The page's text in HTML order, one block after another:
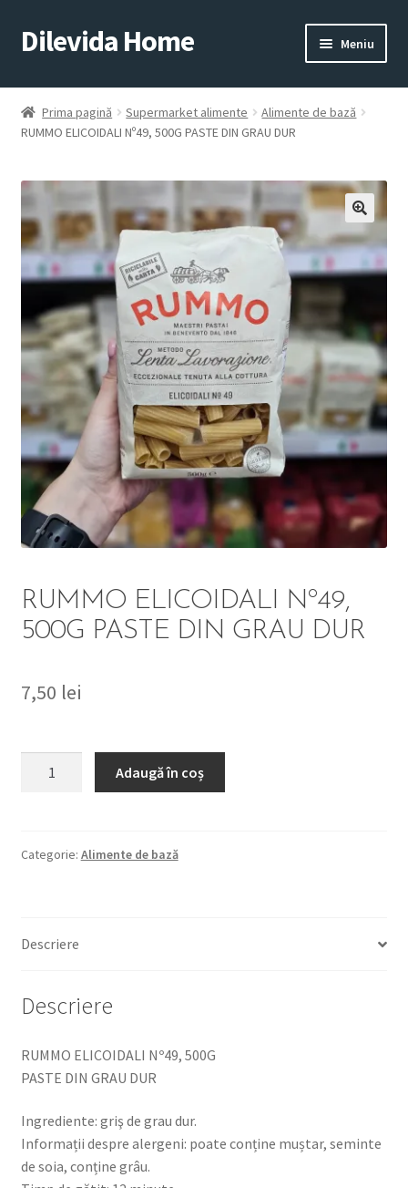
Sari
la
Sari
la
Dilevida Home Meniu
COPII
JUCARII
ROYALTY
LINE
DETERGENT
SOLUȚII CURĂȚENIE
PERSONALĂ
TROLERE
ARTICOLE VOIAJ
Prima pagină Supermarket alimente
Alimente de bază
RUMMO ELICOIDALI Nº49, 500G PASTE DIN GRAU DUR
RUMMO ELICOIDALI Nº49,
500G PASTE DIN GRAU DUR
7,50 lei
500G
DUR
Adaugă în coș
Categorie: Alimente de bază
Descriere
Descriere
RUMMO ELICOIDALI Nº49, 500G
PASTE DIN GRAU DUR
Ingrediente: griş de grau dur.
Informații despre alergeni: poate conține muștar, seminte
de soia, conține grâu.